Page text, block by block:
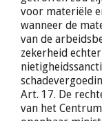
voor materiële
wanneer de
van de
zekerheid
Art. 17. De
van het